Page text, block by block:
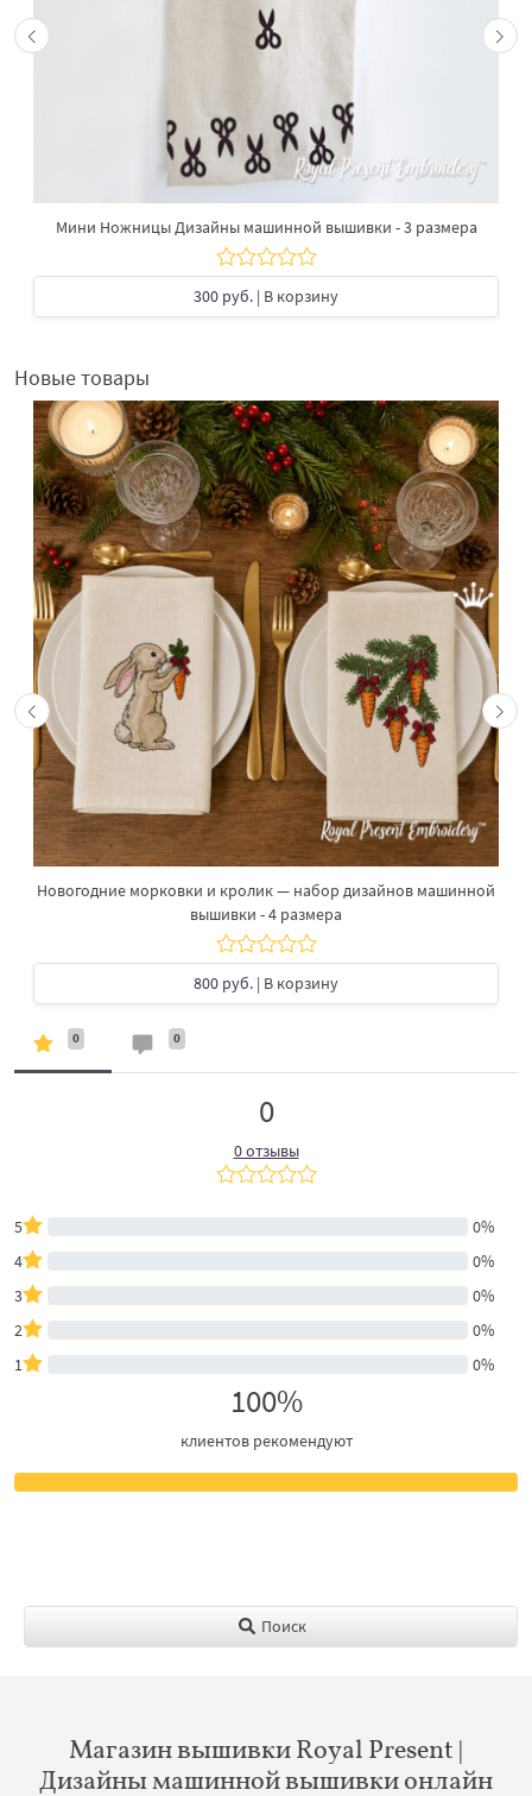
Мини Ножницы Дизайны машинной вышивки - 3 размера
300 руб. | В корзину
Новые товары
Новогодние морковки и кролик — набор дизайнов машинной
вышивки - 4 размера
800 руб. | В корзину
0 0
0
0 отзывы
5
0%
4
0%
3
0%
2
0%
1
0%
100%
клиентов рекомендуют
Поиск
Магазин вышивки Royal Present |
Дизайны машинной вышивки онлайн